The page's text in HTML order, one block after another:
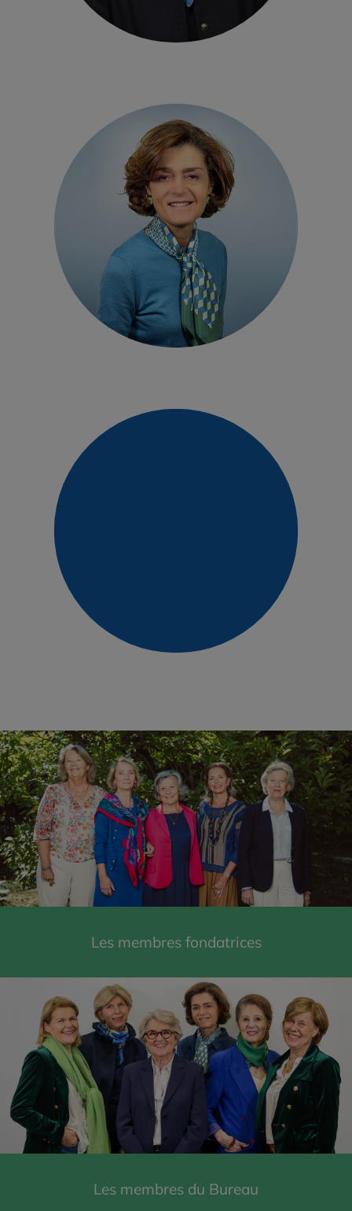
Les membres fondatrices
Les membres du Bureau